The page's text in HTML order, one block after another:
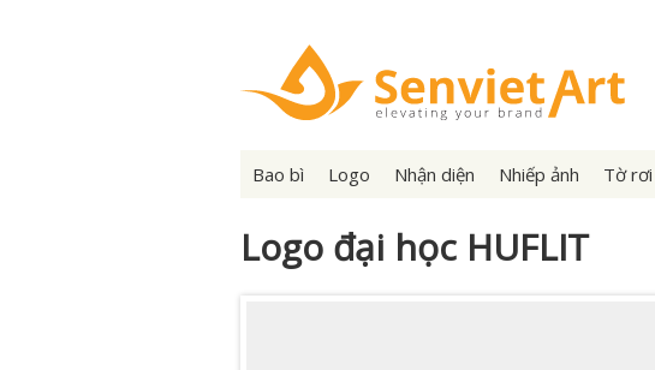
Bao bì Logo Nhận diện Nhiếp ảnh Tờ rơi
Logo đại học HUFLIT